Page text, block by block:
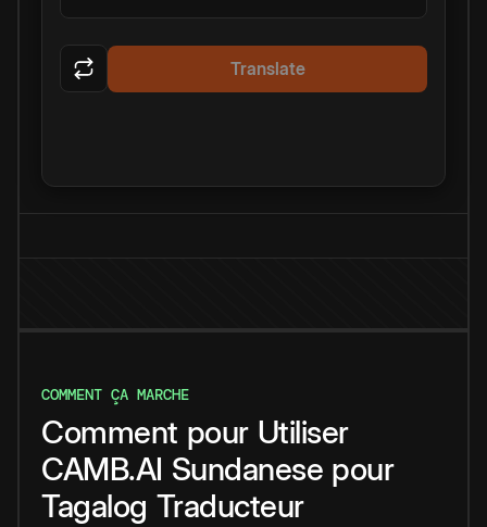
Translate
COMMENT ÇA MARCHE
Comment pour Utiliser
CAMB.AI Sundanese pour
Tagalog Traducteur